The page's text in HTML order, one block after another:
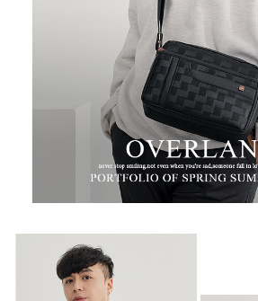
「AFTEE先享後付」，若未經同意申辦者引起之
４．使用「AFTEE先享後付」時，將依據個別帳
時審查核予不同之上限額度；若仍有額度不足之
請求用戶進行身份認證。
５．嚴禁一人註冊多個帳號或使用他人資訊註冊
恩沛科技股份有限公司將有權停止該用戶之使用
每筆NT$100，滿NT$699(含以上)免運費
每筆NT$100，滿NT$999(含以上)免運費
每筆NT$100，滿NT$999(含以上)免運費
每筆NT$250，滿NT$2,000(含以上)免運費